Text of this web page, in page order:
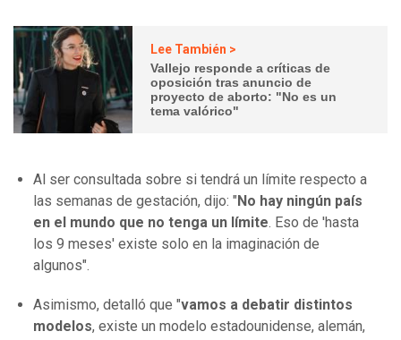
Lee También >
Vallejo responde a críticas de
oposición tras anuncio de
proyecto de aborto: "No es un
tema valórico"
Al ser consultada sobre si tendrá un límite respecto a
las semanas de gestación, dijo: " No hay ningún país
en el mundo que no tenga un límite. Eso de 'hasta
los 9 meses' existe solo en la imaginación de
algunos".
Asimismo, detalló que "vamos a debatir distintos
modelos, existe un modelo estadounidense, alemán,